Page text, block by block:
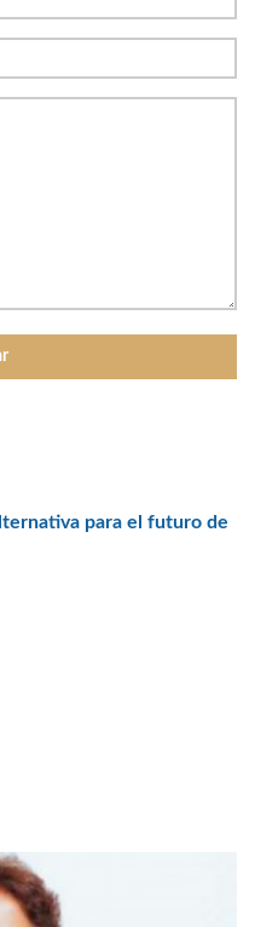
para el futuro de